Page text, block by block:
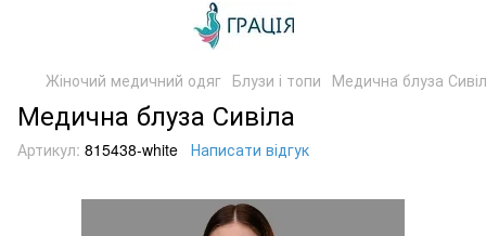
Жіночий медичний одяг Блузи і топи Медична блуза
Медична блуза Сивіла
Артикул: 815438-white Написати відгук